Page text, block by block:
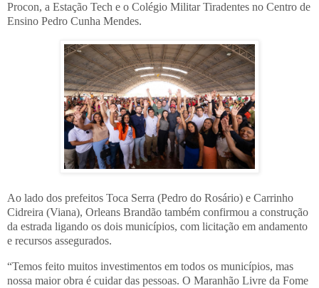
Procon, a Estação Tech e o Colégio Militar Tiradentes no Centro de
Ensino Pedro Cunha Mendes.
Ao lado dos prefeitos Toca Serra (Pedro do Rosário) e Carrinho
Cidreira (Viana), Orleans Brandão também confirmou a construção
da estrada ligando os dois municípios, com licitação em andamento
e recursos assegurados.
“Temos feito muitos investimentos em todos os municípios, mas
nossa maior obra é cuidar das pessoas. O Maranhão Livre da Fome